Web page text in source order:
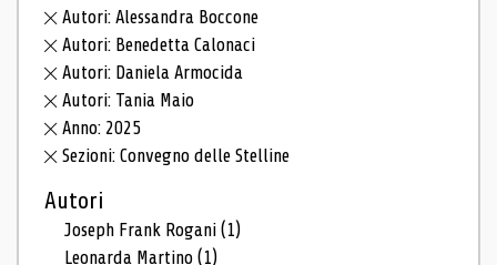
Autori: Alessandra Boccone
Autori: Benedetta Calonaci
Autori: Daniela Armocida
Autori: Tania Maio
Anno: 2025
Sezioni: Convegno delle Stelline
Autori
Joseph Frank Rogani(1)
Leonarda Martino(1)